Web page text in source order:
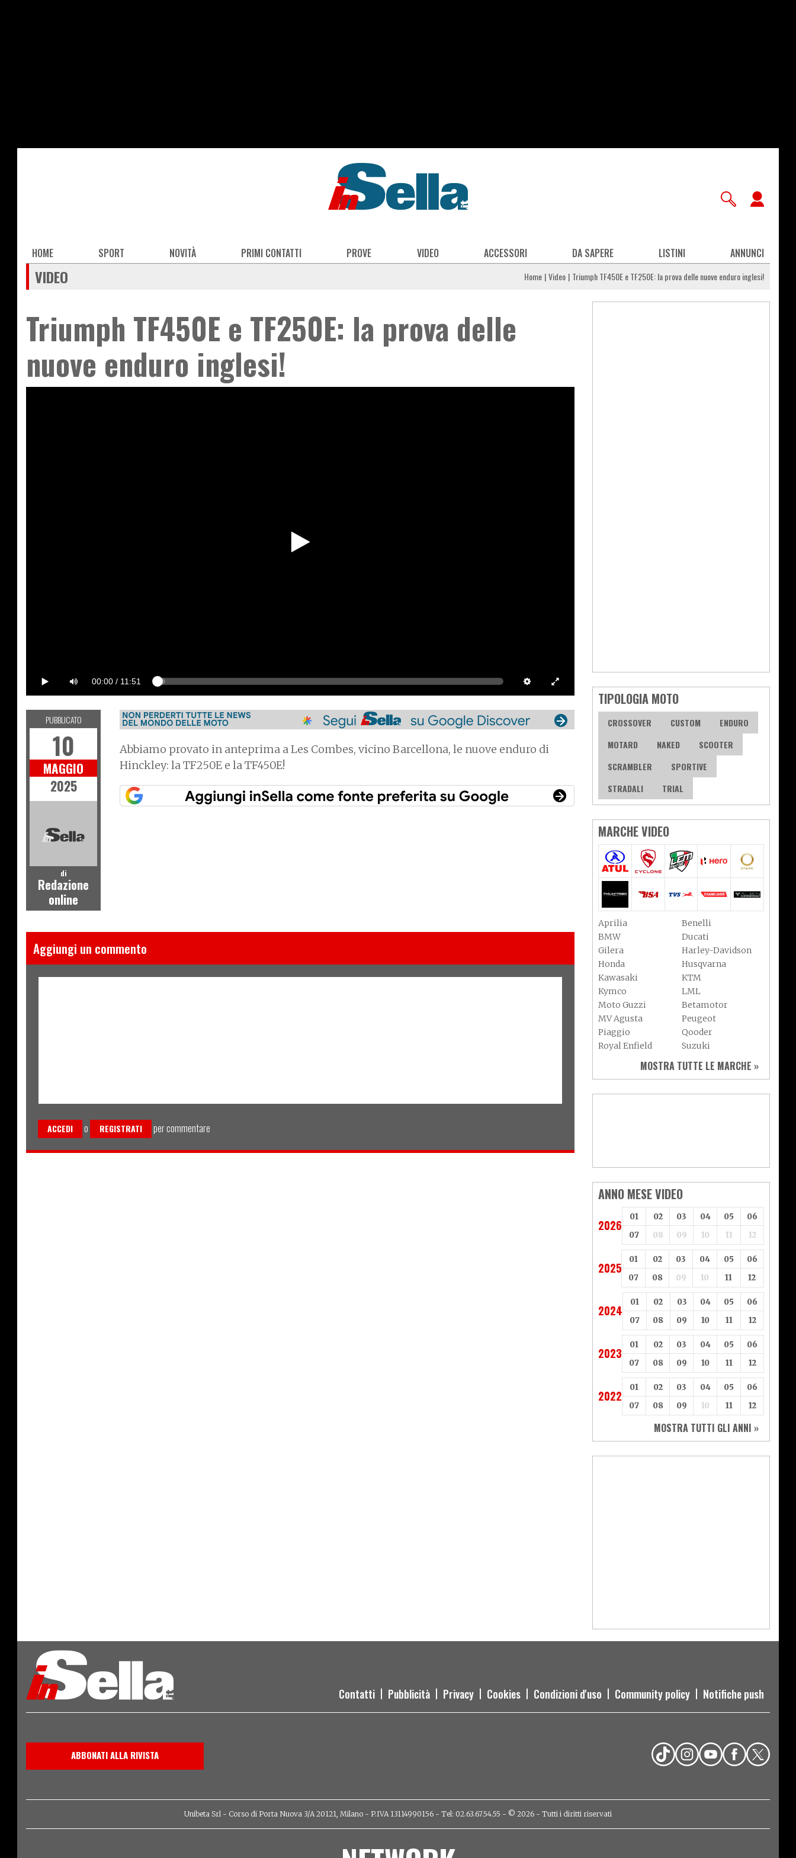
Main
navigation
HOME SPORT NOVITÀ PRIMI CONTATTI PROVE VIDEO ACCESSORI DA SAPERE LISTINI ANNUNCI
VIDEO Home Video Triumph TF450E e TF250E: la prova delle nuove enduro inglesi!
Triumph TF450E e TF250E: la prova delle
nuove enduro inglesi!
00:00 / 11:51
Abbiamo provato in anteprima a Les Combes, vicino Barcellona, le nuove enduro di
Hinckley: la TF250E e la TF450E!
PUBBLICATO
10
MAGGIO
2025
di
Redazione
online
Aggiungi un commento
ACCEDI o REGISTRATI per commentare
TIPOLOGIA MOTO
CROSSOVER CUSTOM
ENDURO
MOTARD
NAKED
SCOOTER
SCRAMBLER
SPORTIVE
STRADALI
TRIAL
MARCHE VIDEO
Aprilia
Benelli
BMW
Ducati
Gilera
Harley-Davidson
Honda
Husqvarna
Kawasaki
KTM
Kymco
LML
Moto Guzzi
Betamotor
MV Agusta
Peugeot
Piaggio
Qooder
Royal Enfield
Suzuki
Triumph
Yamaha
MOSTRA TUTTE LE MARCHE »
ANNO MESE VIDEO
2026
01 02 03 04 05
06
07
08 09 10 11 12
2025
01 02 03 04 05
06
07
08 09 10 11 12
2024
01 02 03 04 05
06
07
08 09 10 11 12
2023
01 02 03 04 05
06
07
08 09 10 11 12
2022
01 02 03 04 05
06
07
08 09 10 11 12
MOSTRA TUTTI GLI ANNI »
Contatti Pubblicità Privacy Cookies Condizioni d'uso Community policy Notifiche push
ABBONATI ALLA RIVISTA
Unibeta Srl - Corso di Porta Nuova 3/A 20121, Milano - P.IVA 13114990156 - Tel: 02.63.67.54.55 - © 2026 - Tutti i diritti riservati